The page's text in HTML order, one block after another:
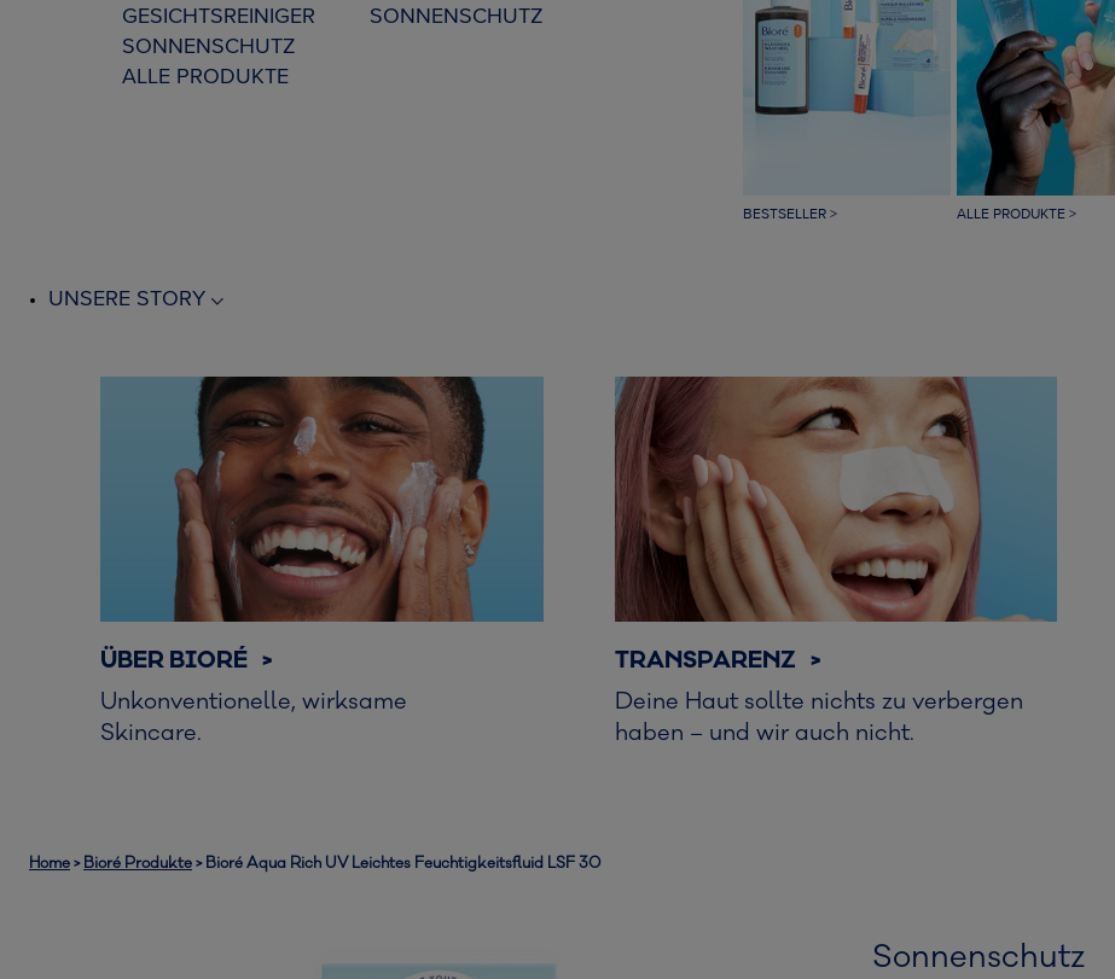
GESICHTSREINIGER
SONNENSCHUTZ
ALLE PRODUKTE
SONNENSCHUTZ
BESTSELLER > ALLE PRODUKTE >
UNSERE STORY
ÜBER BIORÉ >
Unkonventionelle, wirksame
Skincare.
TRANSPARENZ >
Deine Haut sollte nichts zu verbergen
haben – und wir auch nicht.
Home> Bioré Produkte> Bioré Aqua Rich UV Leichtes Feuchtigkeitsfluid LSF 30
Sonnenschutz